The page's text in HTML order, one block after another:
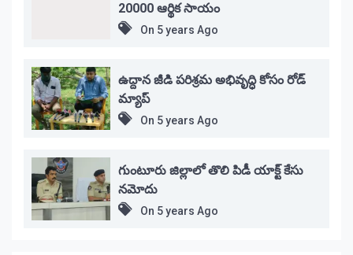
20000 ఆర్థిక సాయం
On 5 years Ago
ఉద్దాన జీడి పరిశ్రమ అభివృద్ధి కోసం రోడ్
మ్యాప్
On 5 years Ago
గుంటూరు జిల్లాలో తొలి పిడీ యాక్ట్ కేసు
నమోదు
On 5 years Ago